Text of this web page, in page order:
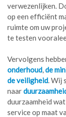
verwezenlijken.
op een efficiënt
ruimte om uw
te testen
Vervolgens
onderhoud de
de veiligheid .
naar
duurzaamheid
service op maat